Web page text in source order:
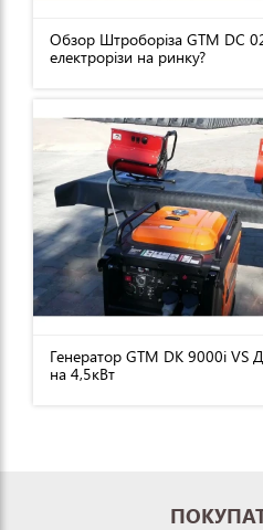
Обзор Штроборіза GTM DC
електрорізи на ринку?
Генератор GTM DK 9000i VS
на 4,5кВт